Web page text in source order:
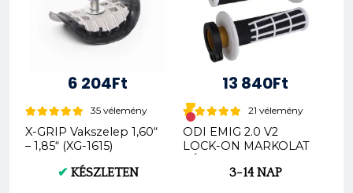
6 204Ft
35 vélemény
X-GRIP Vakszelep 1,60“
– 1,85“ (XG-1615)
✔ KÉSZLETEN
13 840Ft
21 vélemény
ODI EMIG 2.0 V2
LOCK-ON MARKOLAT
3-14 NAP